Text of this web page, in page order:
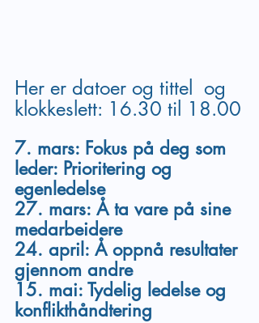
Her er datoer og tittel  og
klokkeslett: 16.30 til 18.00
7. mars: Fokus på deg som
leder: Prioritering og
egenledelse
27. mars: Å ta vare på sine
medarbeidere
24. april: Å oppnå resultater
gjennom andre
15. mai: Tydelig ledelse og
konflikthåndtering